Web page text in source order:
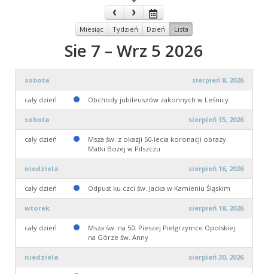
Miesiąc Tydzień Dzień Lista
Sie 7 – Wrz 5 2026
sobota sierpień 8, 2026
cały dzień Obchody jubileuszów zakonnych w Leśnicy
sobota sierpień 15, 2026
cały dzień
Msza św. z okazji 50-lecia koronacji obrazy
Matki Bożej w Pilszczu
niedziela sierpień 16, 2026
cały dzień Odpust ku czci św. Jacka w Kamieniu Śląskim
wtorek sierpień 18, 2026
cały dzień
Msza św. na 50. Pieszej Pielgrzymce Opolskiej
na Górze św. Anny
niedziela sierpień 30, 2026